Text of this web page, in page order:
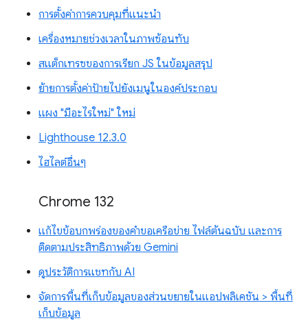
การตั้งค่าการควบคุมที่แนะนำ
เครื่องหมายช่วงเวลาในภาพซ้อนทับ
สแต็กเทรซของการเรียก JS ในข้อมูลสรุป
ย้ายการตั้งค่าป้ายไปยังเมนูในองค์ประกอบ
แผง "มีอะไรใหม่" ใหม่
Lighthouse 12.3.0
ไฮไลต์อื่นๆ
Chrome 132
แก้ไขข้อบกพร่องของคำขอเครือข่าย ไฟล์ต้นฉบับ และการ
ติดตามประสิทธิภาพด้วย Gemini
ดูประวัติการแชทกับ AI
จัดการพื้นที่เก็บข้อมูลของส่วนขยายในแอปพลิเคชัน > พื้นที่
เก็บข้อมูล